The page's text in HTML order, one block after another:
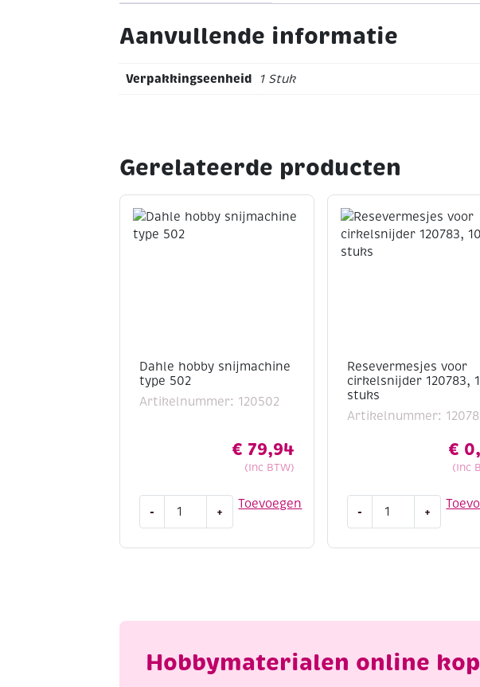
Aanvullende informatie
Verpakkingseenheid 1 Stuk
Gerelateerde producten
Dahle hobby snijmachine
type 502
Artikelnummer: 120502
€ 79,94
(Inc BTW)
Toevoegen
- +
Resevermesjes voor
cirkelsnijder 120783,
stuks
Artikelnummer:
€
(Inc
- +
Hobbymaterialen online